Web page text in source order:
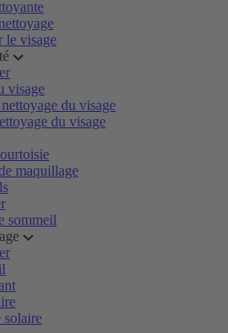
le visage
visage
du visage
du visage
maquillage
sommeil
solaire